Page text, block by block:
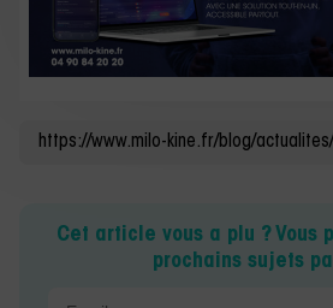
Cet article vous a plu ? Vous
prochains sujets